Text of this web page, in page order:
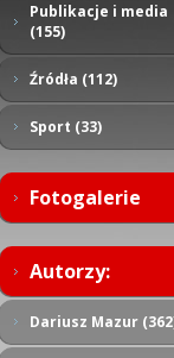
Publikacje i media
(155)
Źródła (112)
Sport (33)
Fotogalerie
Autorzy:
Dariusz Mazur